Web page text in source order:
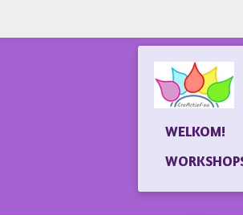
direct
WELKOM!